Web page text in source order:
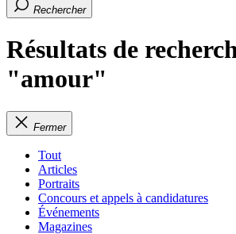
Rechercher
Résultats de
"amour"
Fermer
Tout
Articles
Portraits
Concours et appels à candidatures
Événements
Magazines